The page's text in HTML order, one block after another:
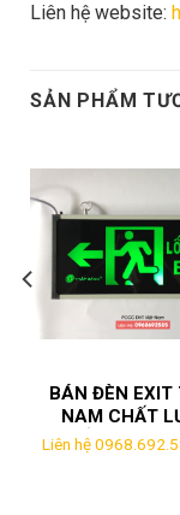
Liên hệ website:
SẢN PHẨM
BÁN ĐÈN EXIT
NAM CHẤT
NHẤT – UY TÍN
Liên hệ